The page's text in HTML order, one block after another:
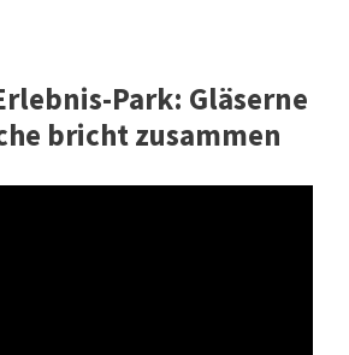
Park: Gläserne
bricht zusammen